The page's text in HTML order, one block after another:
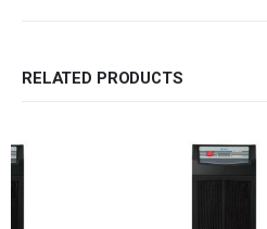
RELATED PRODUCTS